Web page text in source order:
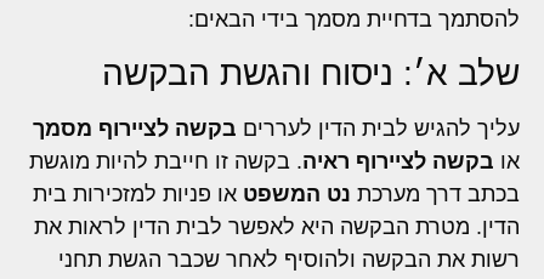
להסתמך בדחיית מסמך בידי הבאים:
שלב א׳: ניסוח והגשת הבקשה
עליך להגיש לבית הדין לעררים בקשה לציירוף מסמך
או בקשה לציירוף ראיה. בקשה זו חייבת להיות מוגשת
בכתב דרך מערכת נט המשפט או פניות למזכירות בית
הדין. מטרת הבקשה היא לאפשר לבית הדין לראות את
רשות את הבקשה ולהוסיף לאחר שכבר הגשת תחני